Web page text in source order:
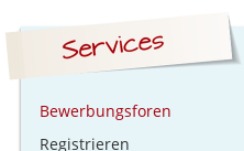
Bewerbungsforen
Registrieren